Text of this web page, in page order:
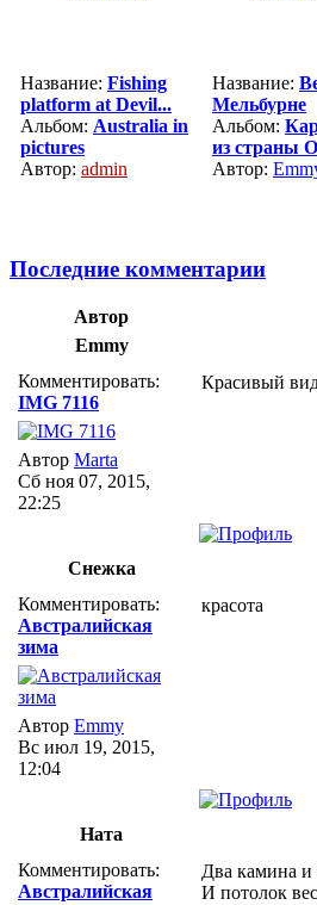
Название: Fishing
platform at Devil...
Альбом: Australia in
pictures
Автор: admin
Название:
Мельбурне
Альбом:
из страны
Автор:
Последние комментарии
Автор
Emmy
Комментировать:
IMG 7116
Автор Marta
Сб ноя 07, 2015,
22:25
Красивый
Снежка
Комментировать:
Австралийская
зима
Автор Emmy
Вс июл 19, 2015,
12:04
красота
Ната
Комментировать:
Австралийская
Два камина
И потолок